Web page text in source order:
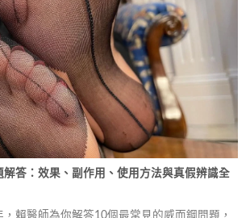
解答：效果、副作用、使用方法與真假辨識全
賴醫師為你解答10個最常見的威而鋼問題，